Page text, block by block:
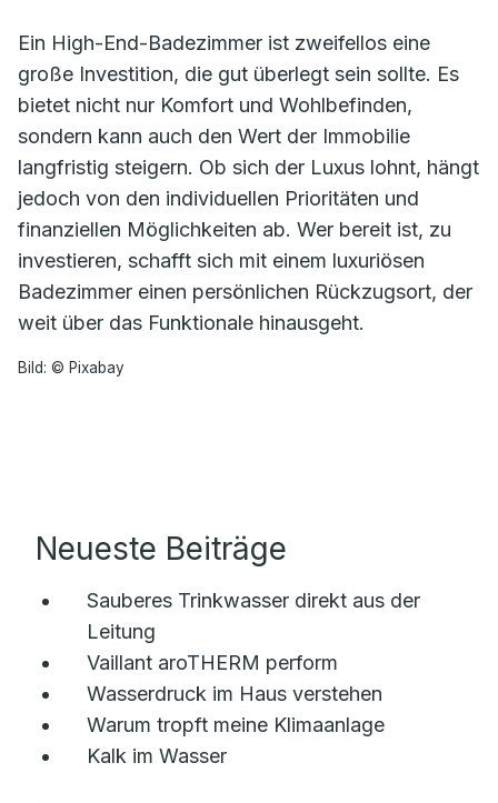
Ein High-End-Badezimmer ist zweifellos eine
große Investition, die gut überlegt sein sollte. Es
bietet nicht nur Komfort und Wohlbefinden,
sondern kann auch den Wert der Immobilie
langfristig steigern. Ob sich der Luxus lohnt, hängt
jedoch von den individuellen Prioritäten und
finanziellen Möglichkeiten ab. Wer bereit ist, zu
investieren, schafft sich mit einem luxuriösen
Badezimmer einen persönlichen Rückzugsort, der
weit über das Funktionale hinausgeht.
Bild: © Pixabay
Neueste Beiträge
Sauberes Trinkwasser direkt aus der
Leitung
Vaillant aroTHERM perform
Wasserdruck im Haus verstehen
Warum tropft meine Klimaanlage
Kalk im Wasser